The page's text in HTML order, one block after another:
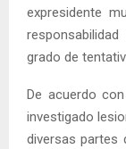
expresidente
grado de
De acuerdo
investigado
diversas partes